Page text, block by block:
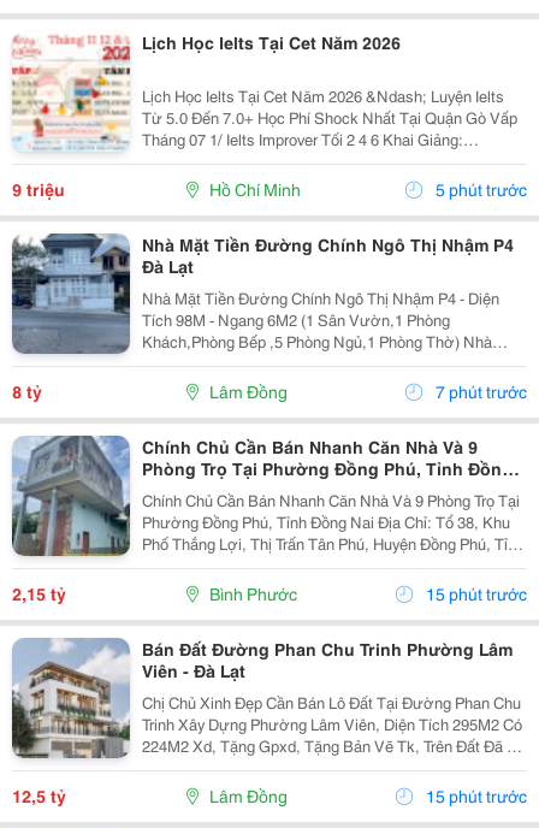
Lịch Học Ielts Tại Cet Năm 2026
Lịch Học Ielts Tại Cet Năm 2026 &Ndash; Luyện Ielts
Từ 5.0 Đến 7.0+ Học Phí Shock Nhất Tại Quận Gò Vấp
Tháng 07 1/ Ielts Improver Tối 2 4 6 Khai Giảng:
13/07/2026 Khung Giờ: 18:00 Đến 21:00 Học Phí Ưu Đãi
5% Khi Đăng Ký 2/ Ielts...
9 triệu Hồ Chí Minh 5 phút trước
Nhà Mặt Tiền Đường Chính Ngô Thị Nhậm P4
Đà Lạt
Nhà Mặt Tiền Đường Chính Ngô Thị Nhậm P4 - Diện
Tích 98M - Ngang 6M2 (1 Sân Vườn,1 Phòng
Khách,Phòng Bếp ,5 Phòng Ngủ,1 Phòng Thờ) Nhà
Trống ,Sổ Sẳn Công Chứng Ngay Trong Ngày 1 Trệt ,1
Lầu ,1 Áp Mái ( Có Sân Đậu Xe Ôtô Trong Nhà ) -
Hướng...
8 tỷ Lâm Đồng 7 phút trước
Chính Chủ Cần Bán Nhanh Căn Nhà Và 9
Phòng Trọ Tại Phường Đồng Phú, Tỉnh Đồng
Nai
Chính Chủ Cần Bán Nhanh Căn Nhà Và 9 Phòng Trọ Tại
Phường Đồng Phú, Tỉnh Đồng Nai Địa Chỉ: Tổ 38, Khu
Phố Thắng Lợi, Thị Trấn Tân Phú, Huyện Đồng Phú, Tỉnh
Bình Phước Diện Tích: 250M2 (5X50M; Thổ Cư 50M2)
Giá Bán: 2 Tỷ 150 Triệu - Kết Cấu: 1 Căn...
2,15 tỷ Bình Phước 15 phút trước
Bán Đất Đường Phan Chu Trinh Phường Lâm
Viên - Đà Lạt
Chị Chủ Xinh Đẹp Cần Bán Lô Đất Tại Đường Phan Chu
Trinh Xây Dựng Phường Lâm Viên, Diện Tích 295M2 Có
224M2 Xd, Tặng Gpxd, Tặng Bản Vẽ Tk, Trên Đất Đã Ép
Cọc Giá 12.5Ty Liên Hệ 0917786186
12,5 tỷ Lâm Đồng 15 phút trước